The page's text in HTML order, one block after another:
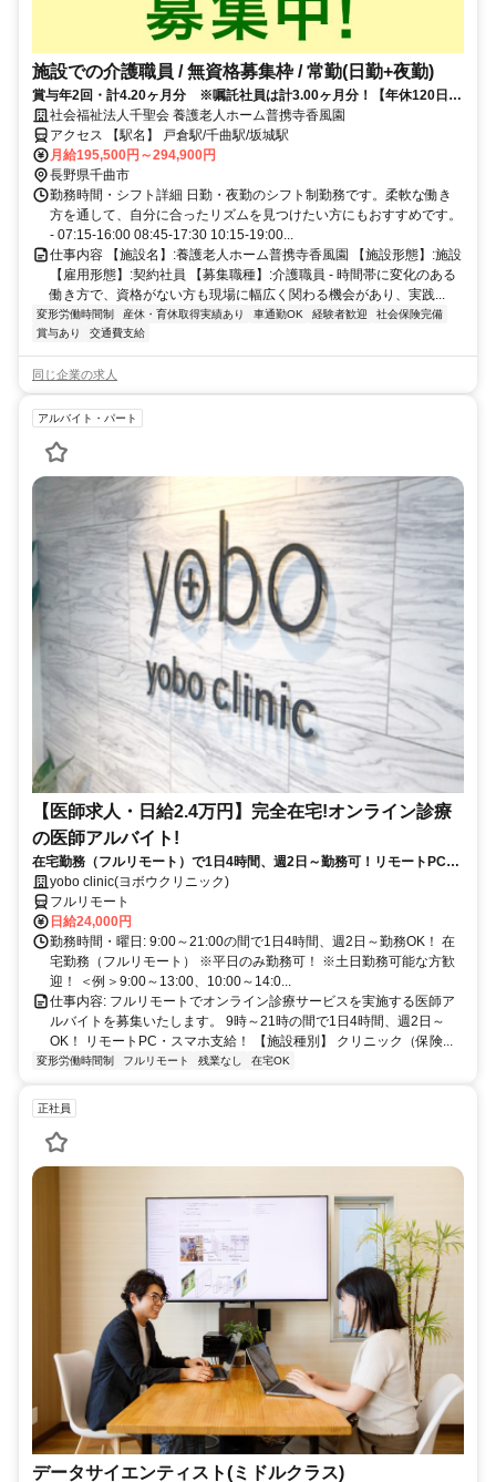
施設での介護職員 / 無資格募集枠 / 常勤(日勤+夜勤)
賞与年2回・計4.20ヶ月分 ※嘱託社員は計3.00ヶ月分！【年休120日以
上】社会福祉法人千聖会 養護老人ホーム普携寺香風園
アクセス 【駅名】 戸倉駅/千曲駅/坂城駅
月給195,500円～294,900円
長野県千曲市
勤務時間・シフト詳細 日勤・夜勤のシフト制勤務です。柔軟な働き
方を通して、自分に合ったリズムを見つけたい方にもおすすめです。
- 07:15-16:00 08:45-17:30 10:15-19:00...
仕事内容 【施設名】:養護老人ホーム普携寺香風園 【施設形態】:施設
【雇用形態】:契約社員 【募集職種】:介護職員 - 時間帯に変化のある
働き方で、資格がない方も現場に幅広く関わる機会があり、実践...
変形労働時間制 産休・育休取得実績あり 車通勤OK 経験者歓迎
社会保険完備
賞与あり
交通費支給
同じ企業の求人
アルバイト・パート
【医師求人・日給2.4万円】完全在宅!オンライン診療
の医師アルバイト!
在宅勤務（フルリモート）で1日4時間、週2日～勤務可！リモートPC・
スマホ支給！
yobo clinic(ヨボウクリニック)
フルリモート
日給24,000円
勤務時間・曜日: 9:00～21:00の間で1日4時間、週2日～勤務OK！ 在
宅勤務（フルリモート） ※平日のみ勤務可！ ※土日勤務可能な方歓
迎！ ＜例＞9:00～13:00、10:00～14:0...
仕事内容: フルリモートでオンライン診療サービスを実施する医師ア
ルバイトを募集いたします。 9時～21時の間で1日4時間、週2日～
OK！ リモートPC・スマホ支給！ 【施設種別】 クリニック（保険...
変形労働時間制 フルリモート 残業なし 在宅OK
正社員
データサイエンティスト(ミドルクラス)